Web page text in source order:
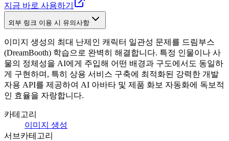
지금 바로 사용하기
외부 링크 이용 시 유의사항
이미지 생성의 최대 난제인 캐릭터 일관성 문제를 드림부스
(DreamBooth) 학습으로 완벽히 해결합니다. 특정 인물이나 사
물의 정체성을 AI에게 주입해 어떤 배경과 구도에서도 동일하
게 구현하며, 특히 상용 서비스 구축에 최적화된 강력한 개발
자용 API를 제공하여 AI 아바타 및 제품 화보 자동화에 독보적
인 효율을 자랑합니다.
카테고리
이미지 생성
서브카테고리